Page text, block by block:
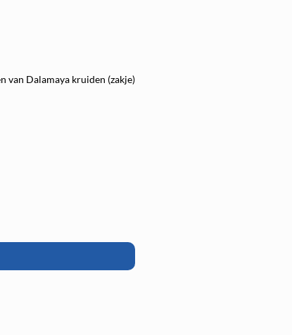
van Dalamaya kruiden (zakje)